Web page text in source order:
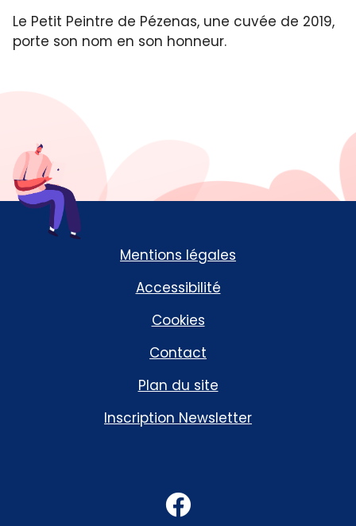
Le Petit Peintre de Pézenas, une cuvée de 2019,
porte son nom en son honneur.
Mentions légales
Accessibilité
Cookies
Contact
Plan du site
Inscription Newsletter